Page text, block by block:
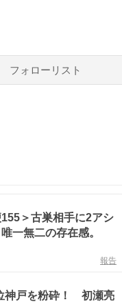
フォローリスト
＞古巣相手に2アシ
一無二の存在感。
報告
神戸を粉砕！ 初瀬亮